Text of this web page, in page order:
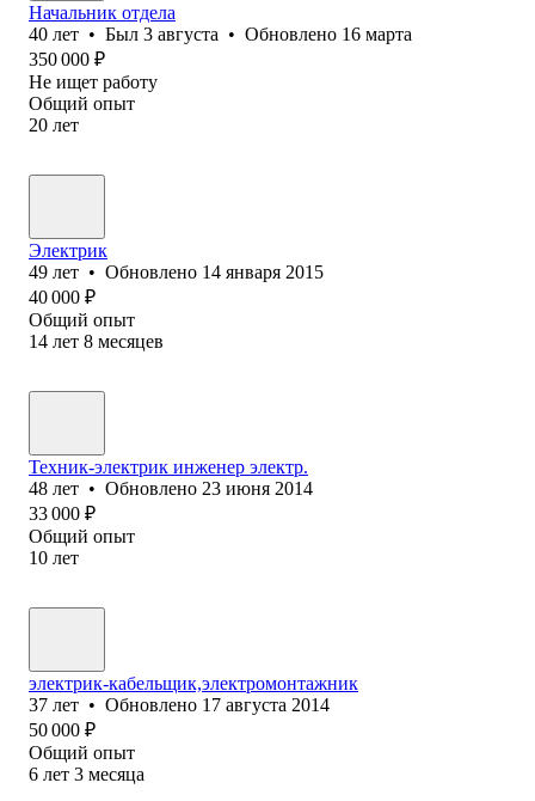
Начальник отдела
40 лет • Был 3 августа • Обновлено 16 марта
350 000 ₽
Не ищет работу
Общий опыт
20 лет
Электрик
49 лет • Обновлено 14 января 2015
40 000 ₽
Общий опыт
14 лет 8 месяцев
Техник-электрик инженер электр.
48 лет • Обновлено 23 июня 2014
33 000 ₽
Общий опыт
10 лет
электрик-кабельщик,электромонтажник
37 лет • Обновлено 17 августа 2014
50 000 ₽
Общий опыт
6 лет 3 месяца